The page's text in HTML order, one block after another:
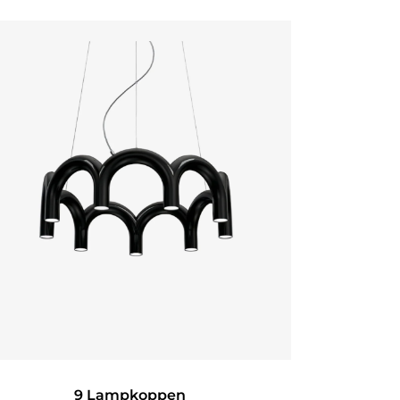
9 Lampkoppen